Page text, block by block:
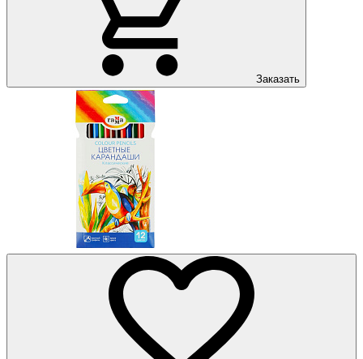
Заказать